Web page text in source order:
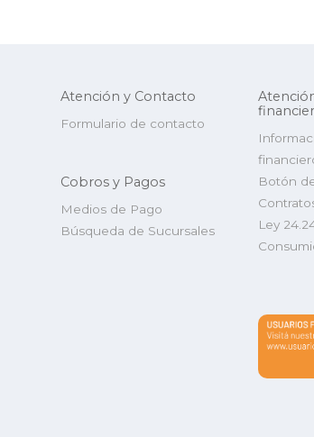
Atención y Contacto
Formulario de contacto
Cobros y Pagos
Medios de Pago
Búsqueda de Sucursales
Botón
Ley